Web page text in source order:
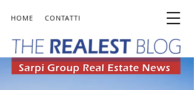
HOME CONTATTI